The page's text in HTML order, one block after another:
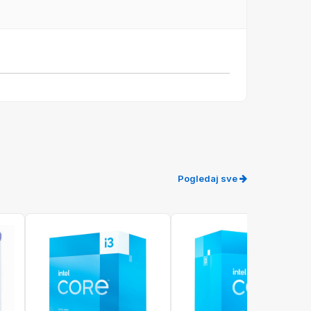
Pogledaj sve